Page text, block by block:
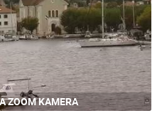
ZOOM KAMERA